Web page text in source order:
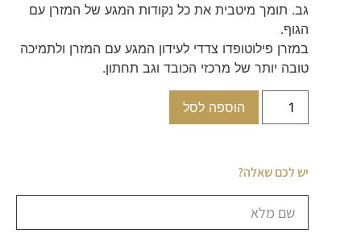
גב. תומך מיטבית את כל נקודות המגע של המזרן עם
הגוף.
במזרן פילוטופדו צדדי לעידון המגע עם המזרן ולתמיכה
טובה יותר של מרכזי הכובד וגב תחתון.
הוספה לסל
יש לכם שאלה?